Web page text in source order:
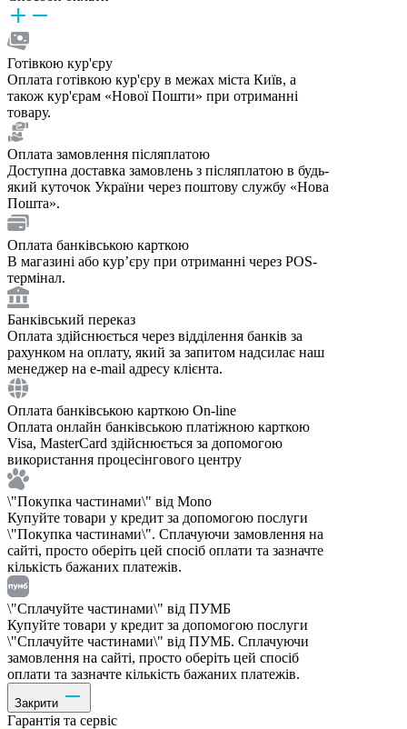
Готівкою кур'єру
Оплата готівкою кур'єру в межах міста Київ, а
також кур'єрам «Нової Пошти» при отриманні
товару.
Оплата замовлення післяплатою
Доступна доставка замовлень з післяплатою в будь-
який куточок України через поштову службу «Нова
Пошта».
Оплата банківською карткою
В магазині або курʼєру при отриманні через POS-
термінал.
Банківський переказ
Оплата здійснюється через відділення банків за
рахунком на оплату, який за запитом надсилає наш
менеджер на e-mail адресу клієнта.
Оплата банківською карткою On-line
Оплата онлайн банківською платіжною карткою
Visa, MasterCard здійснюється за допомогою
використання процесінгового центру
\"Покупка частинами\" від Mono
Купуйте товари у кредит за допомогою послуги
\"Покупка частинами\". Сплачуючи замовлення на
сайті, просто оберіть цей спосіб оплати та зазначте
кількість бажаних платежів.
\"Сплачуйте частинами\" від ПУМБ
Купуйте товари у кредит за допомогою послуги
\"Сплачуйте частинами\" від ПУМБ. Сплачуючи
замовлення на сайті, просто оберіть цей спосіб
оплати та зазначте кількість бажаних платежів.
Закрити
Гарантія та сервіс